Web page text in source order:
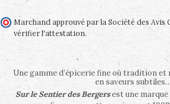
Marchand approuvé par la Société des Avis
vérifier l'attestation.
Une gamme d’épicerie fine où tradition
en saveurs
Sur le Sentier des Bergersest une